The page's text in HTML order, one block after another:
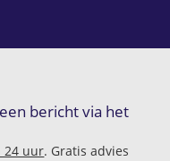
bericht via het
24 uur. Gratis advies